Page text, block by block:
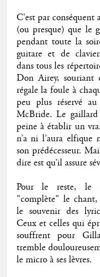
C’est par
(ou presque) que le
pendant toute la
guitare et de
dans tous les
Don Airey, souriant
régale la foule à
peu plus réservé
McBride. Le gaillard
peine à établir un
n’a ni l’aura
son prédécesseur.
dire est qu’il assure
Pour le reste, le
"complète" le
le souvenir des
Ceux et celles qui
souffrent pour
tremble
le micro à ses lèvres.